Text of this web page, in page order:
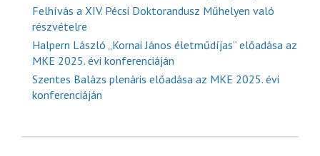
Felhívás a XIV. Pécsi Doktorandusz Műhelyen való
részvételre
Halpern László „Kornai János életműdíjas” előadása az
MKE 2025. évi konferenciáján
Szentes Balázs plenáris előadása az MKE 2025. évi
konferenciáján